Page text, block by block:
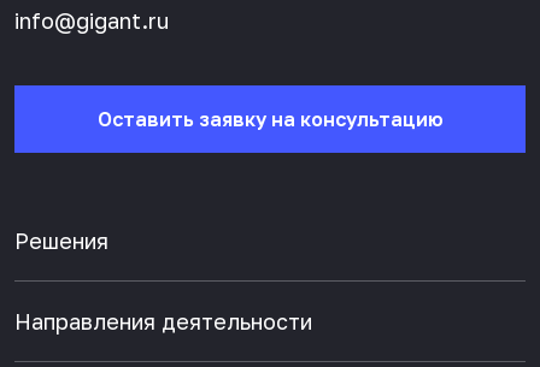
info@gigant.ru
Оставить заявку на консультацию
Решения
Направления деятельности